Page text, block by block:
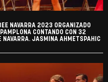
NAVARRA 2023 ORGANIZADO
CONTANDO CON 32
NAVARRA. JASMINA AHMETSPAHIC